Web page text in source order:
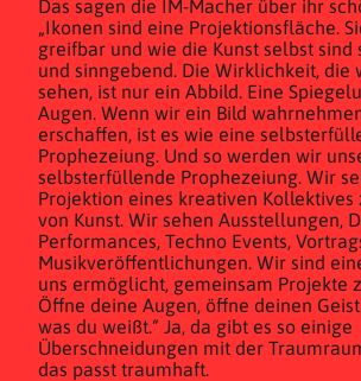
Das sagen die IM-Macher über ihr
„Ikonen sind eine Projektionsfläche.
greifbar und wie die Kunst selbst sind
und sinngebend. Die Wirklichkeit, die
sehen, ist nur ein Abbild. Eine
Augen. Wenn wir ein Bild
erschaffen, ist es wie eine
Prophezeiung. Und so werden wir
selbsterfüllende Prophezeiung. Wir
Projektion eines kreativen Kollektives
von Kunst. Wir sehen Ausstellungen,
Performances, Techno Events,
Musikveröffentlichungen. Wir sind
uns ermöglicht, gemeinsam Projekte
Öffne deine Augen, öffne deinen
was du weißt.“ Ja, da gibt es so einige
Überschneidungen mit der
das passt traumhaft.